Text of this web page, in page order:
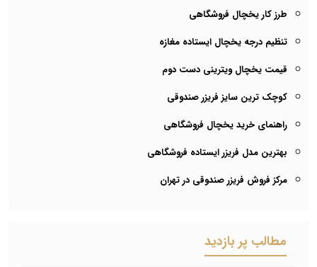
طرز کار یخچال فروشگاهی
تنظیم درجه یخچال ایستاده مغازه
قیمت یخچال ویترینی دست دوم
کوچک ترین سایز فریزر صندوقی
راهنمای خرید یخچال فروشگاهی
بهترین مدل فریزر ایستاده فروشگاهی
مرکز فروش فریزر صندوقی در تهران
مطالب پر بازدید